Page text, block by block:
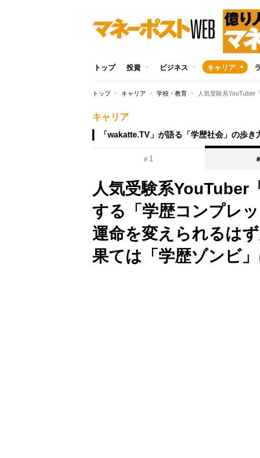
トップ 投資 ビジネス キャリア
トップ キャリア 学校・教育
キャリア
「wakatte.TV」が語る「学歴社会」の歩き
＃ 1 ＃
人気受験系YouTuber
する「学歴コンプレ
運命を変えられるは
果ては「学歴ゾンビ